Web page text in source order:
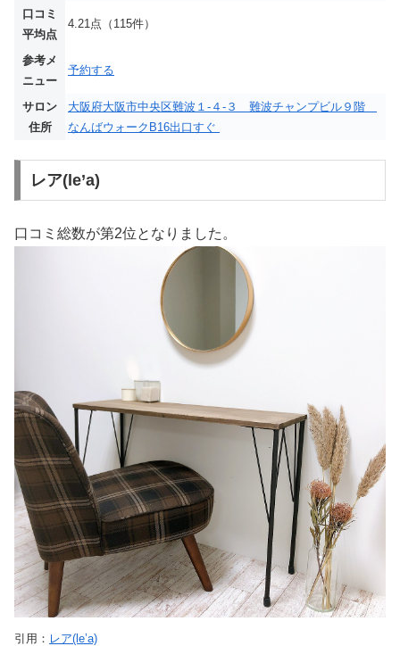
口コミ
平均点
4.21点（115件）
参考メ
ニュー
予約する
サロン
住所
大阪府大阪市中央区難波１‐４‐３ 難波チャンプビル９階
なんばウォークB16出口すぐ
レア(le’a)
口コミ総数が第2位となりました。
引用： レア(le’a)